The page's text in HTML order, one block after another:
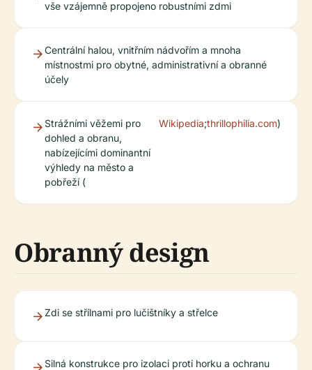
vše vzájemně propojeno robustními zdmi
Centrální halou, vnitřním nádvořím a mnoha
místnostmi pro obytné, administrativní a obranné
účely
Strážními věžemi pro
dohled a obranu,
nabízejícími dominantní
výhledy na město a
pobřeží (
Wikipedia;thrillophilia.com)
Obranný design
Zdi se střílnami pro lučištníky a střelce
Silná konstrukce pro izolaci proti horku a ochranu